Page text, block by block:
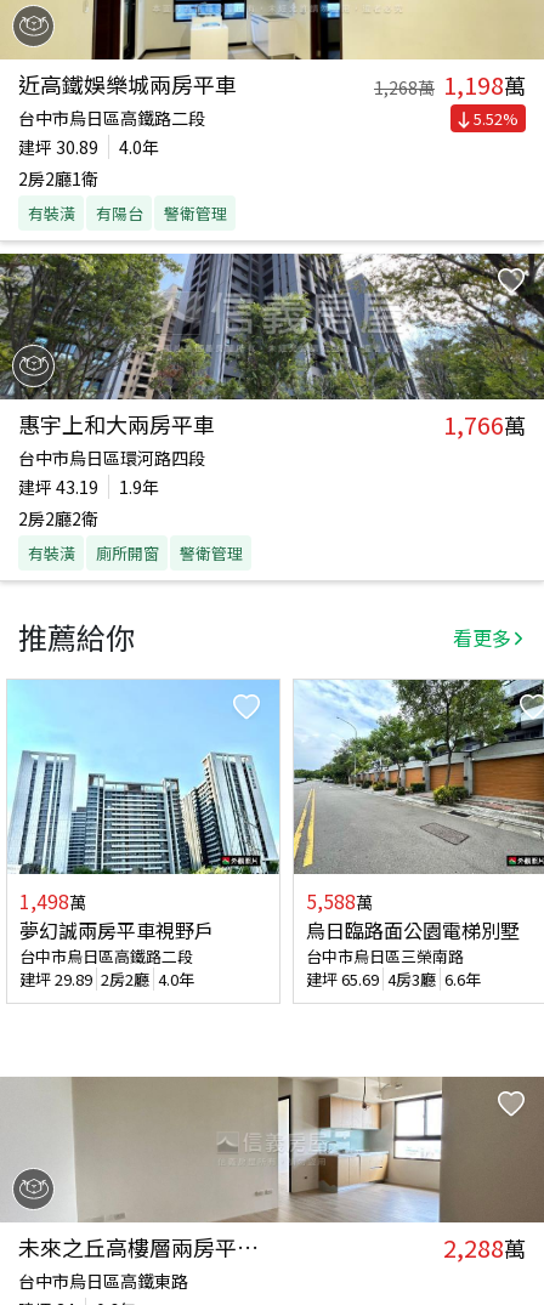
近高鐵娛樂城兩房平車 1,268萬 1,198萬
台中市烏日區高鐵路二段
建坪 30.89
4.0年
2房2廳1衛
有裝潢 有陽台 警衛管理
5.52%
惠宇上和大兩房平車 1,766萬
台中市烏日區環河路四段
建坪 43.19
1.9年
2房2廳2衛
有裝潢 廁所開窗 警衛管理
推薦給你 看更多
1,498萬
夢幻誠兩房平車視野戶
台中市烏日區高鐵路二段
建坪29.89 2房2廳 4.0年
5,588萬
烏日臨路面公園電梯別墅
台中市烏日區三榮南路
建坪65.69 4房3廳 6.6年
未來之丘高樓層兩房平車位 2,288萬
台中市烏日區高鐵東路